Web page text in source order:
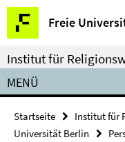
Springe
direkt
zu
Inhalt
Freie
Service-
Navigation
Institut für
MENÜ
Startseite
Institut für
Universität Berlin